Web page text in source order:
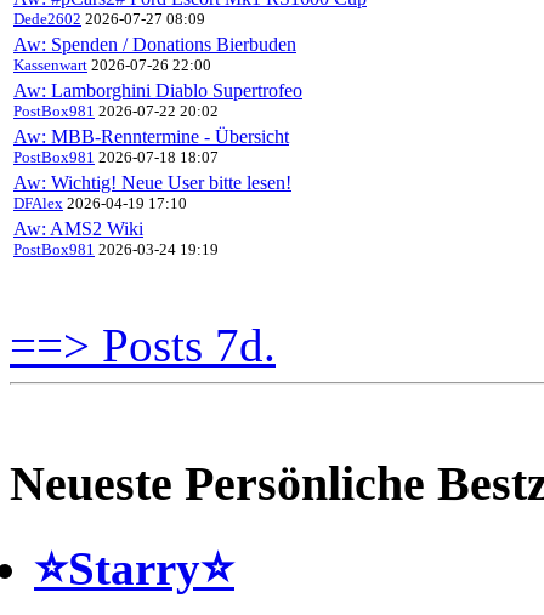
Dede2602 2026-07-27 08:09
Aw: Spenden / Donations Bierbuden
Kassenwart 2026-07-26 22:00
Aw: Lamborghini Diablo Supertrofeo
PostBox981 2026-07-22 20:02
Aw: MBB-Renntermine - Übersicht
PostBox981 2026-07-18 18:07
Aw: Wichtig! Neue User bitte lesen!
DFAlex 2026-04-19 17:10
Aw: AMS2 Wiki
PostBox981 2026-03-24 19:19
==> Posts 7d.
Neueste Persönliche
⭐️Starry⭐